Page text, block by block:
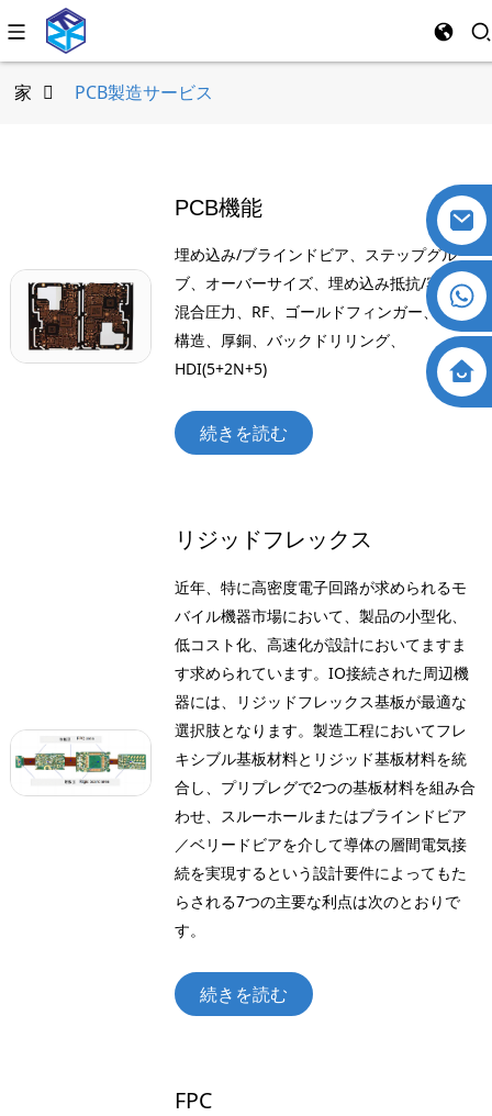
家 PCB製造サービス
PCB機能
埋め込み/ブラインドビア、ステップグルー
ブ、オーバーサイズ、埋め込み抵抗/容量、
混合圧力、RF、ゴールドフィンガー、N+N
構造、厚銅、バックドリリング、
HDI(5+2N+5)
続きを読む
黒リン酸塩乾式壁用ネジ
ネジは他の締結方法に比べていくつかの利点があります。釘とは異
なり、ネジは材料に打ち込む際に自らねじ山を形成するため、より
確実で耐久性のある締結を実現します。このねじ山により、ネジは
しっかりと固定され、経年劣化による緩みや外れのリスクを軽減し
ます。さらに、ネジは材料に損傷を与えることなく簡単に取り外
し・交換できるため、一時的な接続や調整が必要な接続に実用的で
黒リン酸塩乾式壁用ネジ
ネジは他の締結方法に比べていくつかの利点があります。釘とは異
なり、ネジは材料に打ち込む際に自らねじ山を形成するため、より
確実で耐久性のある締結を実現します。このねじ山により、ネジは
しっかりと固定され、経年劣化による緩みや外れのリスクを軽減し
ます。さらに、ネジは材料に損傷を与えることなく簡単に取り外
し・交換できるため、一時的な接続や調整が必要な接続に実用的で
黒リン酸塩乾式壁用ネジ
ネジは他の締結方法に比べていくつかの利点があります。釘とは異
なり、ネジは材料に打ち込む際に自らねじ山を形成するため、より
確実で耐久性のある締結を実現します。このねじ山により、ネジは
しっかりと固定され、経年劣化による緩みや外れのリスクを軽減し
ます。さらに、ネジは材料に損傷を与えることなく簡単に取り外
し・交換できるため、一時的な接続や調整が必要な接続に実用的で
黒リン酸塩乾式壁用ネジ
ネジは他の締結方法に比べていくつかの利点があります。釘とは異
なり、ネジは材料に打ち込む際に自らねじ山を形成するため、より
確実で耐久性のある締結を実現します。このねじ山により、ネジは
しっかりと固定され、経年劣化による緩みや外れのリスクを軽減し
ます。さらに、ネジは材料に損傷を与えることなく簡単に取り外
し・交換できるため、一時的な接続や調整が必要な接続に実用的で
黒リン酸塩乾式壁用ネジ
ネジは他の締結方法に比べていくつかの利点があります。釘とは異
なり、ネジは材料に打ち込む際に自らねじ山を形成するため、より
確実で耐久性のある締結を実現します。このねじ山により、ネジは
しっかりと固定され、経年劣化による緩みや外れのリスクを軽減し
ます。さらに、ネジは材料に損傷を与えることなく簡単に取り外
し・交換できるため、一時的な接続や調整が必要な接続に実用的で
黒リン酸塩乾式壁用ネジ
ネジは他の締結方法に比べていくつかの利点があります。釘とは異
なり、ネジは材料に打ち込む際に自らねじ山を形成するため、より
確実で耐久性のある締結を実現します。このねじ山により、ネジは
しっかりと固定され、経年劣化による緩みや外れのリスクを軽減し
ます。さらに、ネジは材料に損傷を与えることなく簡単に取り外
し・交換できるため、一時的な接続や調整が必要な接続に実用的で
リジッドフレックス
近年、特に高密度電子回路が求められるモ
バイル機器市場において、製品の小型化、
低コスト化、高速化が設計においてますま
す求められています。IO接続された周辺機
器には、リジッドフレックス基板が最適な
選択肢となります。製造工程においてフレ
キシブル基板材料とリジッド基板材料を統
合し、プリプレグで2つの基板材料を組み合
わせ、スルーホールまたはブラインドビア
／ベリードビアを介して導体の層間電気接
続を実現するという設計要件によってもた
らされる7つの主要な利点は次のとおりで
す。
続きを読む
FPC
黒リン酸塩乾式壁用ネジ
ネジは他の締結方法に比べていくつかの利点があります。釘とは異
なり、ネジは材料に打ち込む際に自らねじ山を形成するため、より
ます。さらに、ネジは材料に損傷を与えることなく簡単に取り外
黒リン酸塩乾式壁用ネジ
ネジは他の締結方法に比べていくつかの利点があります。釘とは異
なり、ネジは材料に打ち込む際に自らねじ山を形成するため、より
ます。さらに、ネジは材料に損傷を与えることなく簡単に取り外
黒リン酸塩乾式壁用ネジ
ネジは他の締結方法に比べていくつかの利点があります。釘とは異
なり、ネジは材料に打ち込む際に自らねじ山を形成するため、より
ます。さらに、ネジは材料に損傷を与えることなく簡単に取り外
黒リン酸塩乾式壁用ネジ
ネジは他の締結方法に比べていくつかの利点があります。釘とは異
なり、ネジは材料に打ち込む際に自らねじ山を形成するため、より
ます。さらに、ネジは材料に損傷を与えることなく簡単に取り外
黒リン酸塩乾式壁用ネジ
ネジは他の締結方法に比べていくつかの利点があります。釘とは異
なり、ネジは材料に打ち込む際に自らねじ山を形成するため、より
ます。さらに、ネジは材料に損傷を与えることなく簡単に取り外
黒リン酸塩乾式壁用ネジ
ネジは他の締結方法に比べていくつかの利点があります。釘とは異
なり、ネジは材料に打ち込む際に自らねじ山を形成するため、より
ます。さらに、ネジは材料に損傷を与えることなく簡単に取り外